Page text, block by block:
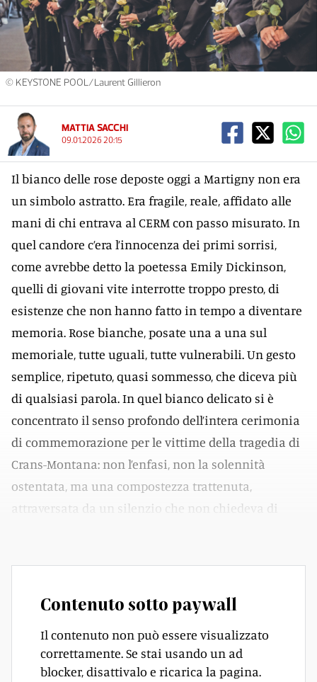
© KEYSTONE POOL/Laurent Gillieron
MATTIA SACCHI
09.01.2026 20:15
Il bianco delle rose deposte oggi a Martigny non era
un simbolo astratto. Era fragile, reale, affidato alle
mani di chi entrava al CERM con passo misurato. In
quel candore c’era l’innocenza dei primi sorrisi,
come avrebbe detto la poetessa Emily Dickinson,
quelli di giovani vite interrotte troppo presto, di
esistenze che non hanno fatto in tempo a diventare
memoria. Rose bianche, posate una a una sul
memoriale, tutte uguali, tutte vulnerabili. Un gesto
semplice, ripetuto, quasi sommesso, che diceva più
di qualsiasi parola. In quel bianco delicato si è
concentrato il senso profondo dell’intera cerimonia
di commemorazione per le vittime della tragedia di
Crans-Montana: non l’enfasi, non la solennità
ostentata, ma una compostezza trattenuta,
attraversata da un silenzio che non chiedeva di
Contenuto sotto paywall
Il contenuto non può essere visualizzato
correttamente. Se stai usando un ad
blocker, disattivalo e ricarica la pagina.